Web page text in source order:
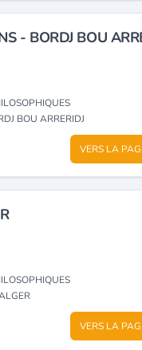
- BORDJ BOU
BOU ARRERIDJ
VERS LA
VERS LA